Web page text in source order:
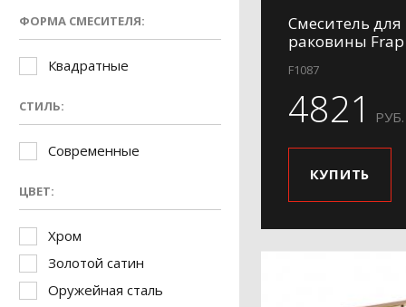
ФОРМА СМЕСИТЕЛЯ:
Квадратные
СТИЛЬ:
Современные
ЦВЕТ:
Хром
Золотой сатин
Оружейная сталь
Смеситель для
раковины Frap
F1087
4821 РУБ.
КУПИТЬ